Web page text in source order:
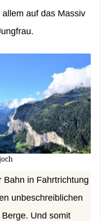
auf das Massiv
Bahn in Fahrtrichtung
unbeschreiblichen
Und somit